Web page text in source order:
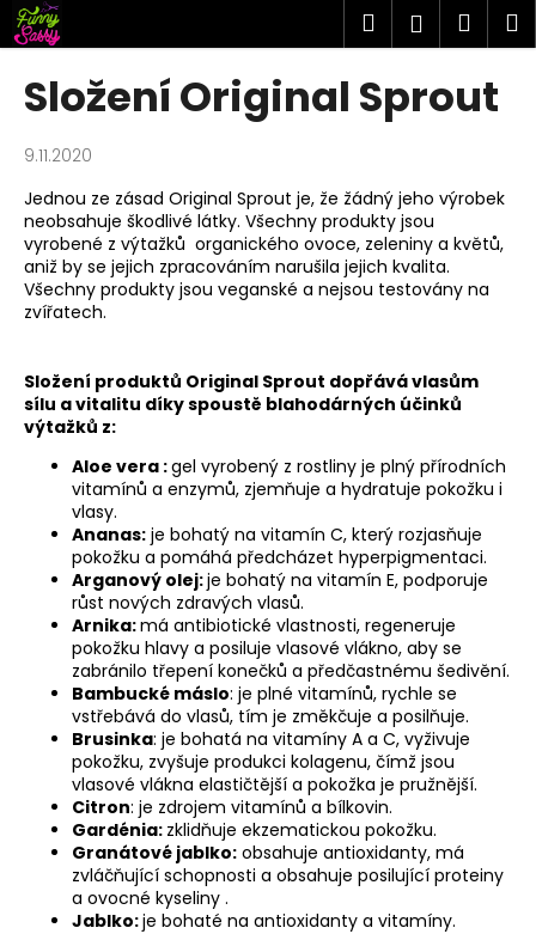
Přejít
na
obsah
Hledat
Složení Original Sprout
9.11.2020
Jednou ze zásad Original Sprout je, že žádný jeho výrobek
neobsahuje škodlivé látky. Všechny produkty jsou
vyrobené z výtažků organického ovoce, zeleniny a květů,
aniž by se jejich zpracováním narušila jejich kvalita.
Všechny produkty jsou veganské a nejsou testovány na
zvířatech.
Složení produktů Original Sprout dopřává vlasům
sílu a vitalitu díky spoustě blahodárných účinků
výtažků z:
Aloe vera :gel vyrobený z rostliny je plný přírodních
vitamínů a enzymů, zjemňuje a hydratuje pokožku i
vlasy.
Ananas: je bohatý na vitamín C, který rozjasňuje
pokožku a pomáhá předcházet hyperpigmentaci.
Arganový olej:je bohatý na vitamín E, podporuje
růst nových zdravých vlasů.
Arnika:má antibiotické vlastnosti, regeneruje
pokožku hlavy a posiluje vlasové vlákno, aby se
zabránilo třepení konečků a předčastnému šedivění.
Bambucké máslo: je plné vitamínů, rychle se
vstřebává do vlasů, tím je změkčuje a posilňuje.
Brusinka: je bohatá na vitamíny A a C, vyživuje
pokožku, zvyšuje produkci kolagenu, čímž jsou
vlasové vlákna elastičtější a pokožka je pružnější.
Citron: je zdrojem vitamínů a bílkovin.
Gardénia: zklidňuje ekzematickou pokožku.
Granátové jablko: obsahuje antioxidanty, má
zvláčňující schopnosti a obsahuje posilující proteiny
a ovocné kyseliny .
Jablko:je bohaté na antioxidanty a vitamíny.
K
o
o
p
o
t
ř
e
u
j
e
HLEDAT